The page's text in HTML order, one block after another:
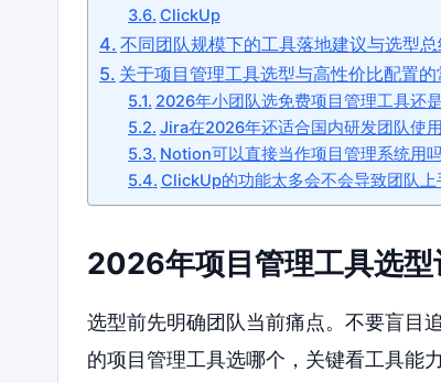
ClickUp
不同团队规模下的工具落地建议与选型
关于项目管理工具选型与高性价比配置
2026年小团队选免费项目管理工具还
Jira在2026年还适合国内研发团队使
Notion可以直接当作项目管理系统用
ClickUp的功能太多会不会导致团队上
2026年项目管理工具选
选型前先明确团队当前痛点。不要盲目
的项目管理工具选哪个，关键看工具能